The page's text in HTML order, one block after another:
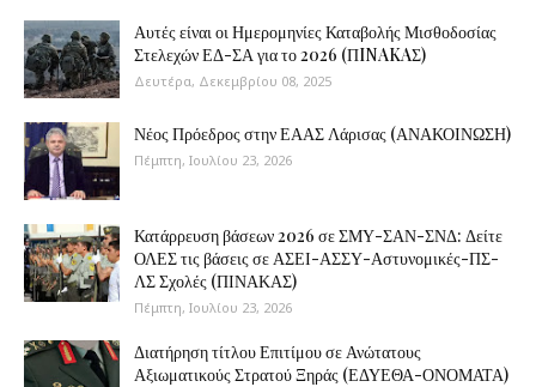
Αυτές είναι οι Ημερομηνίες Καταβολής Μισθοδοσίας
Στελεχών ΕΔ-ΣΑ για το 2026 (ΠINAKAΣ)
Δευτέρα, Δεκεμβρίου 08, 2025
Νέος Πρόεδρος στην ΕΑΑΣ Λάρισας (ΑΝΑΚΟΙΝΩΣΗ)
Πέμπτη, Ιουλίου 23, 2026
Κατάρρευση βάσεων 2026 σε ΣΜΥ-ΣΑΝ-ΣΝΔ: Δείτε
ΟΛΕΣ τις βάσεις σε ΑΣΕΙ-ΑΣΣΥ-Αστυνομικές-ΠΣ-
ΛΣ Σχολές (ΠΙΝΑΚΑΣ)
Πέμπτη, Ιουλίου 23, 2026
Διατήρηση τίτλου Επιτίμου σε Ανώτατους
Αξιωματικούς Στρατού Ξηράς (ΕΔΥΕΘΑ-ΟΝΟΜΑΤΑ)